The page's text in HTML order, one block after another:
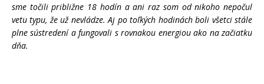
sme točili približne 18 hodín a ani raz som od nikoho nepočul
vetu typu, že už nevládze. Aj po toľkých hodinách boli všetci stále
plne sústredení a fungovali s rovnakou energiou ako na začiatku
dňa.